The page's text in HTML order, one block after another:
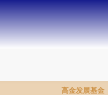
高金发展基金